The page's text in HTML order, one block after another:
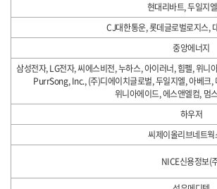
현대리바트, 두일지
CJ대한통운, 롯데글로벌로지스,
중앙에너지
삼성전자, LG전자, 씨에스비전, 누하스, 아이러너, 힘펠, 위니
PurrSong, Inc., (주)디에이치글로벌, 두일지엘, 아베크,
위니아에이드, 에스앤엘컴, 멈
하우저
씨제이올리브네트웍
NICE신용정보(